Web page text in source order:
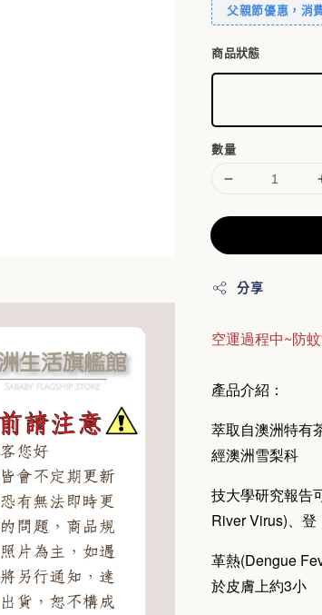
父親節優惠，消
商品狀態
數量
分享
空運過程中~防
產品介紹：
萃取自澳洲特有
經澳洲雪梨科
技大學研究報告
River Virus)、登
革熱(Dengue
於皮膚上約3小